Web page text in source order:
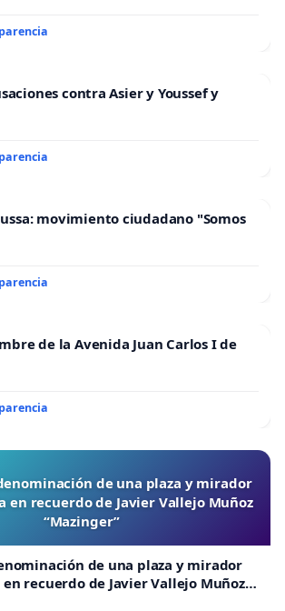
contra Asier y Youssef y
movimiento ciudadano "Somos
de la Avenida Juan Carlos I de
de una plaza y mirador
en recuerdo de Javier Vallejo Muñoz
“Mazinger”
de una plaza y mirador
recuerdo de Javier Vallejo Muñoz